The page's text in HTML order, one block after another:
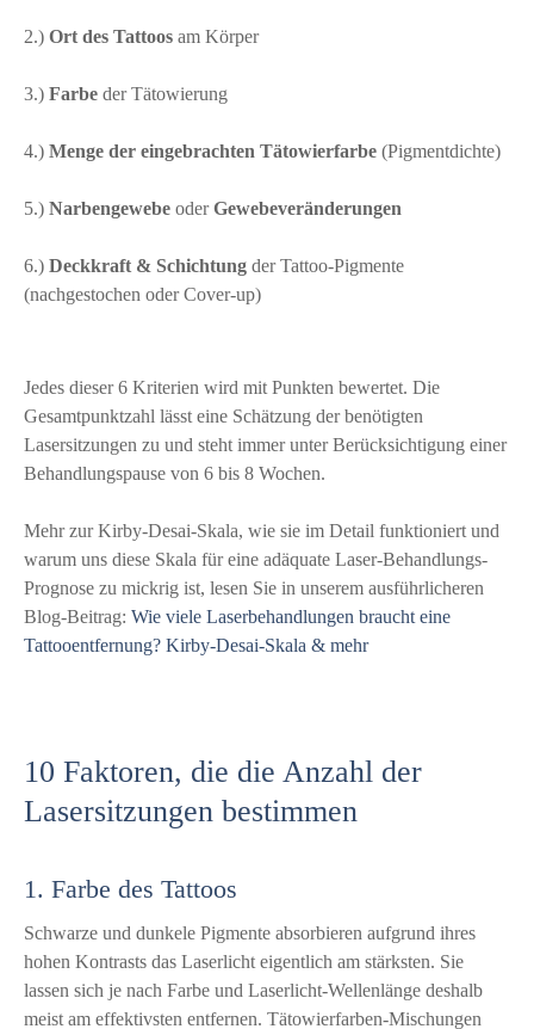
2.) Ort des Tattoos am Körper
3.) Farbe der Tätowierung
4.) Menge der eingebrachten Tätowierfarbe (Pigmentdichte)
5.) Narbengewebe oderGewebeveränderungen
6.) Deckkraft & Schichtung der Tattoo-Pigmente
(nachgestochen oder Cover-up)
Jedes dieser 6 Kriterien wird mit Punkten bewertet. Die
Gesamtpunktzahl lässt eine Schätzung der benötigten
Lasersitzungen zu und steht immer unter Berücksichtigung einer
Behandlungspause von 6 bis 8 Wochen.
Mehr zur Kirby-Desai-Skala, wie sie im Detail funktioniert und
warum uns diese Skala für eine adäquate Laser-Behandlungs-
Prognose zu mickrig ist, lesen Sie in unserem ausführlicheren
Blog-Beitrag: Wie viele Laserbehandlungen braucht eine
Tattooentfernung? Kirby-Desai-Skala & mehr
10 Faktoren, die die Anzahl der
Lasersitzungen bestimmen
1. Farbe des Tattoos
Schwarze und dunkele Pigmente absorbieren aufgrund ihres
hohen Kontrasts das Laserlicht eigentlich am stärksten. Sie
lassen sich je nach Farbe und Laserlicht-Wellenlänge deshalb
meist am effektivsten entfernen. Tätowierfarben-Mischungen